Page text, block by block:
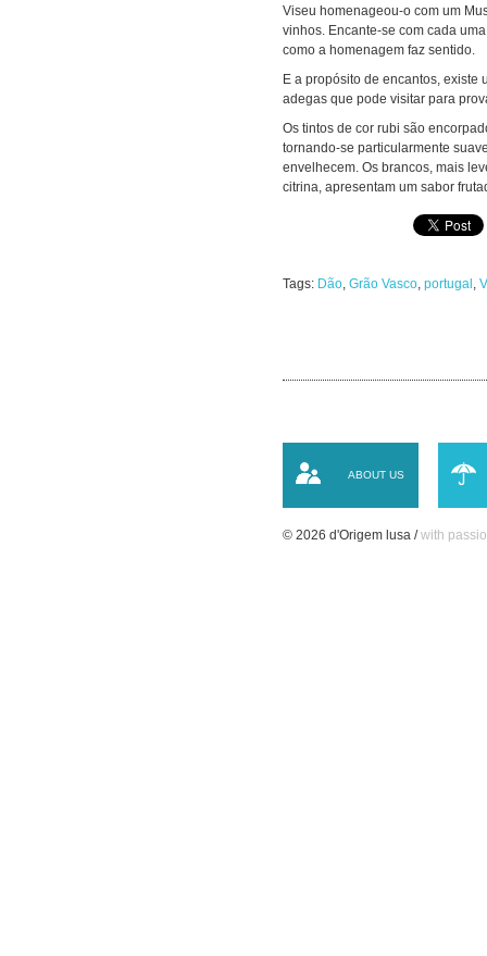
Viseu homenageou-o com um
vinhos. Encante-se com cada
como a homenagem faz sentido.
E a propósito de encantos,
adegas que pode visitar para
Os tintos de cor rubi são
tornando-se particularmente
envelhecem. Os brancos, mais
citrina, apresentam um sabor
Tags: Dão, Grão Vasco, portugal ,
ABOUT US
© 2026 d'Origem lusa /with